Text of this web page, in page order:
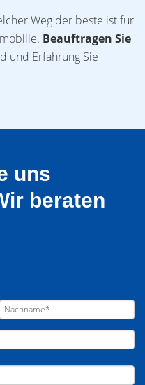
Weg der beste ist für
Beauftragen Sie
und Erfahrung Sie
uns
beraten